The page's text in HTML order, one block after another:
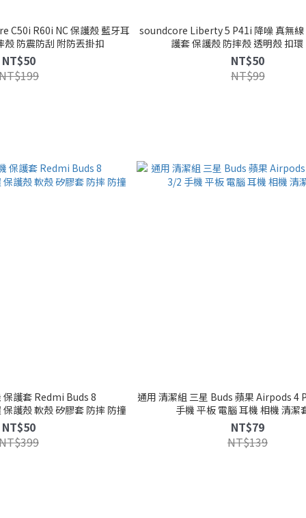
C50i R60i NC 保護殼 藍牙耳
殼 防震防刮 附防丟掛扣
NT$50
soundcore Liberty 5 P41i 降噪 真無線
護套 保護殼 防摔殼 透明殼 扣環
NT$50
NT$99
保護套 Redmi Buds 8
護殼 軟殼 矽膠套 防摔 防撞
NT$50
通用 清潔組 三星 Buds 蘋果 Airpods 4
手機 平板 電腦 耳機 相機 清潔
NT$79
NT$139